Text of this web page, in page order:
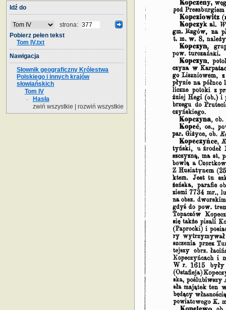
Idź do
strona:
Pobierz pełen tekst
Tom IV.txt
Nawigacja
Słownik geograficzny Królestwa
Polskiego i innych krajów
słowiańskich
Tom IV
Hasła
zwiń wszystkie
rozwiń wszystkie